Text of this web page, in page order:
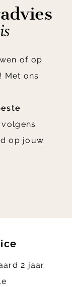
of op
Met ons
volgens
op jouw
2 jaar